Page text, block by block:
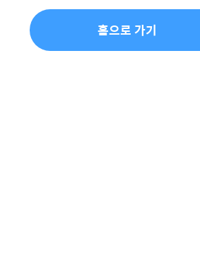
홈으로 가기